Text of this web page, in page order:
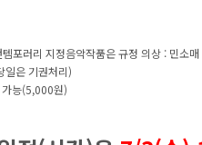
포러리 지정음악작품은 규정 의상 : 민소
일은 기권처리)
능(5,000원)